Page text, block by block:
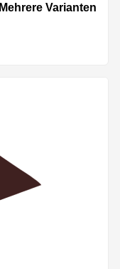
Mehrere Varianten